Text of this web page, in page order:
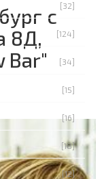
с
8Д,
Bar"
[32]
[124]
[34]
[15]
[16]
[18]
[12]